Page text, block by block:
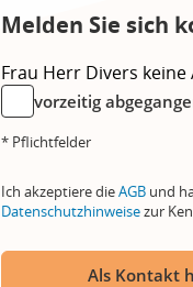
Melden Sie sich
Frau Herr Divers keine
vorzeitig
* Pflichtfelder
Ich akzeptiere dieAGB und
Datenschutzhinweisezur
Als Kontakt